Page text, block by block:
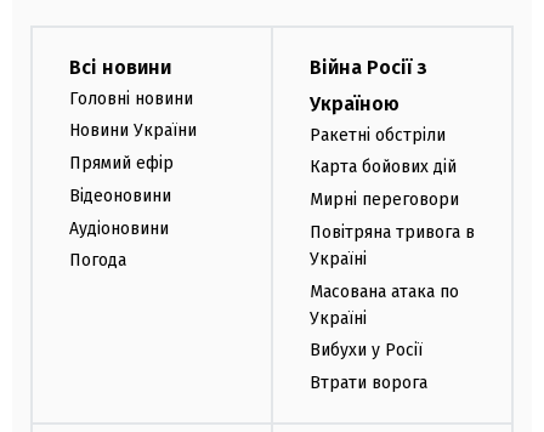
Всі новини
Головні новини
Новини України
Прямий ефір
Відеоновини
Аудіоновини
Погода
Війна Росії з
Україною
Ракетні обстріли
Карта бойових дій
Мирні переговори
Повітряна тривога в
Україні
Масована атака по
Україні
Вибухи у Росії
Втрати ворога